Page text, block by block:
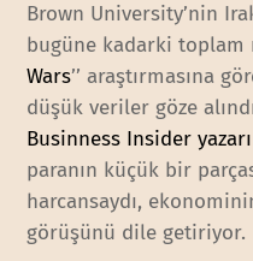
Brown University’nin
bugüne kadarki toplam
Wars’’ araştırmasına
düşük veriler göze
Businness Insider
paranın küçük bir
harcansaydı,
görüşünü dile getiriyor.